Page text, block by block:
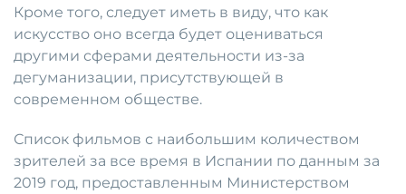
Кроме того, следует иметь в виду, что как
искусство оно всегда будет оцениваться
другими сферами деятельности из-за
дегуманизации, присутствующей в
современном обществе.
Список фильмов с наибольшим количеством
зрителей за все время в Испании по данным за
2019 год, предоставленным Министерством